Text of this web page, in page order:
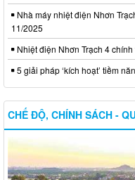
Nhà máy nhiệt điện Nhơn
11/2025
Nhiệt điện Nhơn Trạch 4
5 giải pháp ‘kích hoạt’ tiềm
CHẾ ĐỘ, CHÍNH SÁCH -